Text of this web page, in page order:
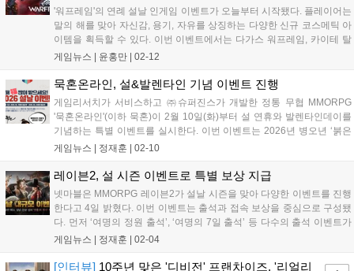
'워프레임'의 연례 설날 인게임 이벤트가 오늘부터 시작됐다. 플레이어는
말의 해를 맞아 자신감, 용기, 자유를 상징하는 다양한 신규 코스메틱 아
이템을 획득할 수 있다. 이번 이벤트에서는 다가스 워프레임, 카이테 탈
것, 함선 장식 등 다양한 꾸미기 아이템이 추가됐다. 해당 아이템은 오늘
게임뉴스 | 윤홍만 02-12
묵혼온라인, 설&발렌타인 기념 이벤트 진행
게임리서치가 서비스하고 ㈜슈퍼진스가 개발한 정통 무협 MMORPG
'묵혼온라인'(이하 묵혼)이 2월 10일(화)부터 설 연휴와 발렌타인데이를
기념하는 특별 이벤트를 실시한다. 이번 이벤트는 2026년 병오년 ‘붉은
말의 해’를 맞아 명절의 즐거운 분위기를 게임 속에 담아내고, 유저들에
2...
게임뉴스 | 정재훈 02-10
레이븐2, 설 시즌 이벤트로 특별 보상 지급
넷마블은 MMORPG 레이븐2가 설날 시즌을 맞아 다양한 이벤트를 진행
한다고 4일 밝혔다. 이번 이벤트는 출석과 접속 보상을 중심으로 구성됐
다. 먼저 ‘여명의 정원 출석’, ‘여명의 7일 출석’ 등 다수의 출석 이벤트가
오는 25일까지 운영된다. 이용자는 출석 보상과 미션 달성을 통해 신규
게임뉴스 | 정재훈 02-04
[인터뷰] 10주년 맞은 '디비전' 프랜차이즈, '리얼리